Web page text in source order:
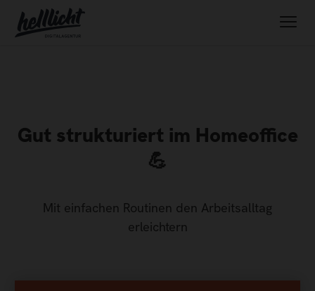
Gut strukturiert im Homeoffice
💪
Mit einfachen Routinen den Arbeitsalltag
erleichtern